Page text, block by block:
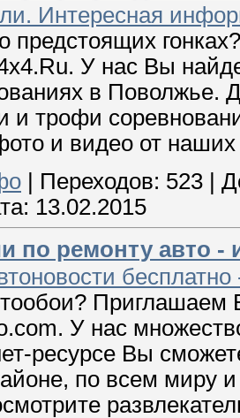
Интересная
У нас Вы
в Поволжье.
и трофи
и видео от
Переходов: 523
13.02.2015
по ремонту авто
У нас
ресурсе Вы
по всем миру